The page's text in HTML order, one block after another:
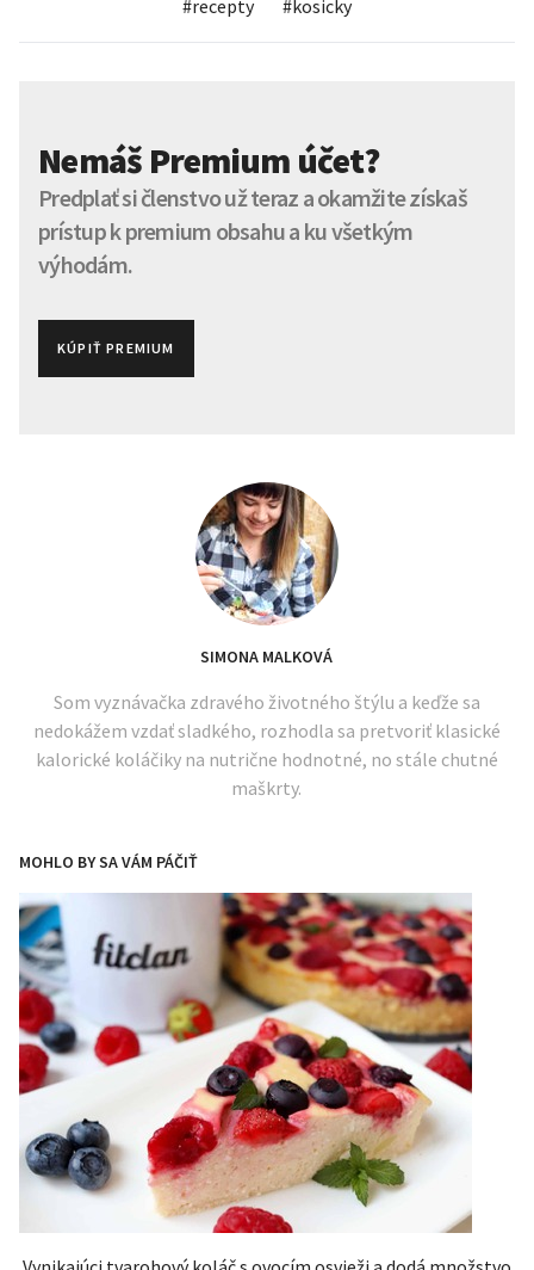
#recepty #kosicky
Nemáš Premium účet?
Predplať si členstvo už teraz a okamžite získaš
prístup k premium obsahu a ku všetkým
výhodám.
KÚPIŤ PREMIUM
SIMONA MALKOVÁ
Som vyznávačka zdravého životného štýlu a keďže sa
nedokážem vzdať sladkého, rozhodla sa pretvoriť klasické
kalorické koláčiky na nutrične hodnotné, no stále chutné
maškrty.
MOHLO BY SA VÁM PÁČIŤ